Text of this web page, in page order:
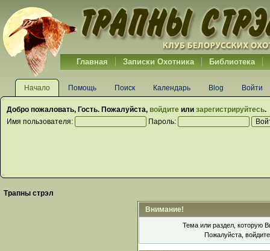
Главная Записки Охотника Библиотека
Начало Помощь Поиск Календарь Blog Войти
Добро пожаловать, Гость. Пожалуйста, войдите или зарегистрируйтесь.
Имя пользователя:
Пароль:
Трапны стрэл
Внимание!
Тема или раздел, которую
Пожалуйста,